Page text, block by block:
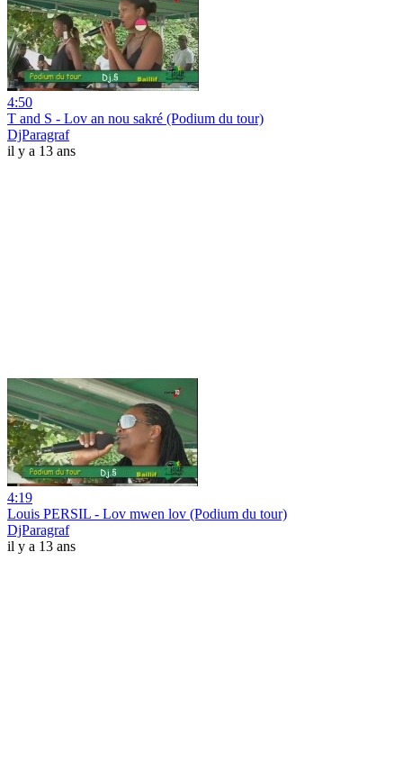
4:50
T and S - Lov an nou sakré (Podium du tour)
DjParagraf
il y a 13 ans
4:19
Louis PERSIL - Lov mwen lov (Podium du tour)
DjParagraf
il y a 13 ans